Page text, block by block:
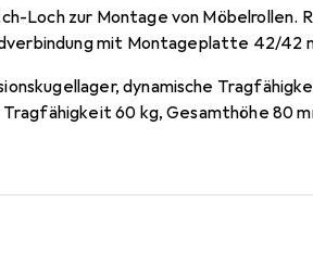
Loch zur Montage von Möbelrollen.
mit Montageplatte 42/42
dynamische
60 kg, Gesamthöhe 80